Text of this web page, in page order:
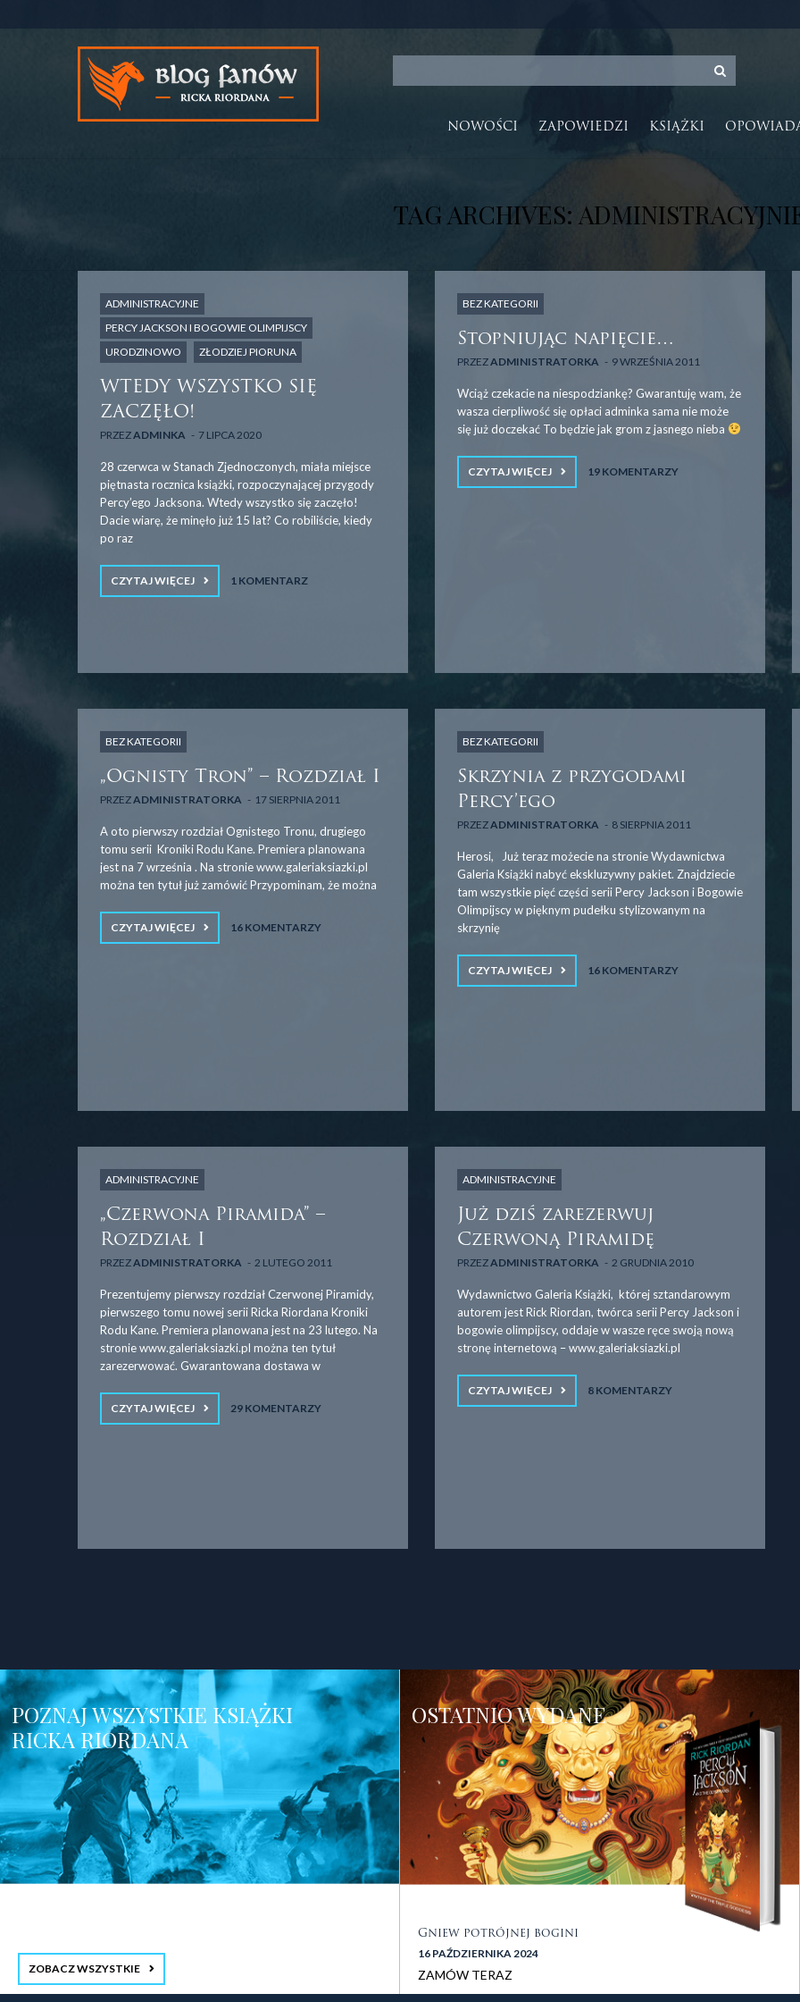
NOWOŚCI ZAPOWIEDZI KSIĄŻKI
TAG ARCHIVES:
ADMINISTRACYJNE
PERCY JACKSON I BOGOWIE OLIMPIJSCY
URODZINOWO
ZŁODZIEJ PIORUNA
WTEDY WSZYSTKO SIĘ
ZACZĘŁO!
PRZEZADMINKA 7 LIPCA 2020
28 czerwca w Stanach Zjednoczonych, miała miejsce
piętnasta rocznica książki, rozpoczynającej przygody
Percy’ego Jacksona. Wtedy wszystko się zaczęło!
Dacie wiarę, że minęło już 15 lat? Co robiliście, kiedy
po raz
CZYTAJ WIĘCEJ 1 KOMENTARZ
BEZ KATEGORII
Stopniując napięcie…
PRZEZADMINISTRATORKA 9 WRZEŚNIA 2011
Wciąż czekacie na niespodziankę? Gwarantuję wam, że
wasza cierpliwość się opłaci adminka sama nie może
się już doczekać To będzie jak grom z jasnego nieba
CZYTAJ WIĘCEJ 19 KOMENTARZY
BEZ KATEGORII
„Ognisty Tron” – Rozdział I
PRZEZADMINISTRATORKA 17 SIERPNIA 2011
A oto pierwszy rozdział Ognistego Tronu, drugiego
tomu serii Kroniki Rodu Kane. Premiera planowana
jest na 7 września . Na stronie www.galeriaksiazki.pl
można ten tytuł już zamówić Przypominam, że można
CZYTAJ WIĘCEJ 16 KOMENTARZY
BEZ KATEGORII
Skrzynia z przygodami
Percy’ego
PRZEZADMINISTRATORKA 8 SIERPNIA 2011
Herosi, Już teraz możecie na stronie Wydawnictwa
Galeria Książki nabyć ekskluzywny pakiet. Znajdziecie
tam wszystkie pięć części serii Percy Jackson i Bogowie
Olimpijscy w pięknym pudełku stylizowanym na
skrzynię
CZYTAJ WIĘCEJ 16 KOMENTARZY
ADMINISTRACYJNE
„Czerwona Piramida” –
Rozdział I
PRZEZADMINISTRATORKA 2 LUTEGO 2011
Prezentujemy pierwszy rozdział Czerwonej Piramidy,
pierwszego tomu nowej serii Ricka Riordana Kroniki
Rodu Kane. Premiera planowana jest na 23 lutego. Na
stronie www.galeriaksiazki.pl można ten tytuł
zarezerwować. Gwarantowana dostawa w
CZYTAJ WIĘCEJ 29 KOMENTARZY
ADMINISTRACYJNE
Już dziś zarezerwuj
Czerwoną Piramidę
PRZEZADMINISTRATORKA 2 GRUDNIA 2010
Wydawnictwo Galeria Książki, której sztandarowym
autorem jest Rick Riordan, twórca serii Percy Jackson i
bogowie olimpijscy, oddaje w wasze ręce swoją nową
stronę internetową – www.galeriaksiazki.pl
CZYTAJ WIĘCEJ 8 KOMENTARZY
stopka 3
POZNAJ WSZYSTKIE KSIĄŻKI
RICKA RIORDANA
ZOBACZ WSZYSTKIE
stopka 2
OSTATNIO WYDANE
Gniew potrójnej bogini
16 PAŹDZIERNIKA 2024
ZAMÓW TERAZ